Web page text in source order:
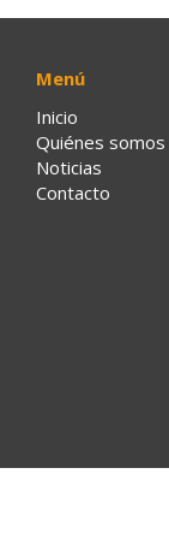
Menú
Inicio
Quiénes somos
Noticias
Contacto